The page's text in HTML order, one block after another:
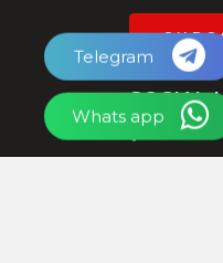
SOCIAL
Telegram
Whats app